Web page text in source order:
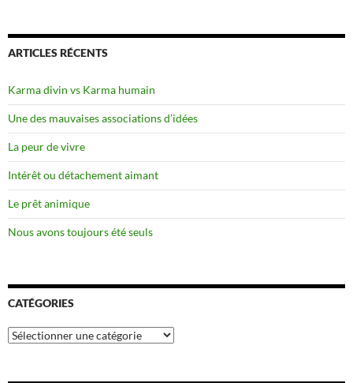
ARTICLES RÉCENTS
Karma divin vs Karma humain
Une des mauvaises associations d’idées
La peur de vivre
Intérêt ou détachement aimant
Le prêt animique
Nous avons toujours été seuls
CATÉGORIES
Catégories